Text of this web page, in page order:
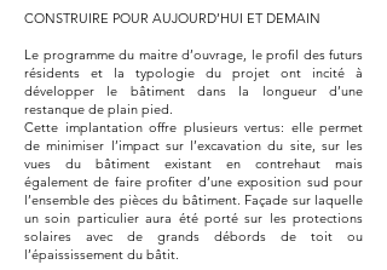
CONSTRUIRE POUR AUJOURD’HUI ET DEMAIN
Le programme du maitre d’ouvrage, le profil des futurs
résidents et la typologie du projet ont incité à
développer le bâtiment dans la longueur d’une
restanque de plain pied.
Cette implantation offre plusieurs vertus: elle permet
de minimiser l’impact sur l’excavation du site, sur les
vues du bâtiment existant en contrehaut mais
également de faire profiter d’une exposition sud pour
l’ensemble des pièces du bâtiment. Façade sur laquelle
un soin particulier aura été porté sur les protections
solaires avec de grands débords de toit ou
l’épaississement du bâtit.